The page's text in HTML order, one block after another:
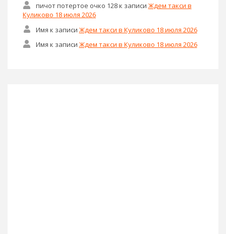
пичот потертое очко 128к записи Ждем такси в
Куликово 18 июля 2026
Имя к записи Ждем такси в Куликово 18 июля 2026
Имя к записи Ждем такси в Куликово 18 июля 2026